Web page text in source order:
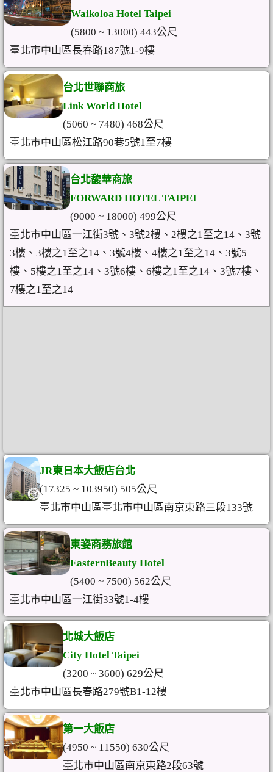
Waikoloa Hotel Taipei
(5800 ~ 13000) 443公尺
臺北市中山區長春路187號1-9樓
台北世聯商旅
Link World Hotel
(5060 ~ 7480) 468公尺
臺北市中山區松江路90巷5號1至7樓
台北馥華商旅
FORWARD HOTEL TAIPEI
(9000 ~ 18000) 499公尺
臺北市中山區一江街3號、3號2樓、2樓之1至之14、3號
3樓、3樓之1至之14、3號4樓、4樓之1至之14、3號5
樓、5樓之1至之14、3號6樓、6樓之1至之14、3號7樓、
7樓之1至之14
JR東日本大飯店台北
(17325 ~ 103950) 505公尺
臺北市中山區臺北市中山區南京東路三段133號
東姿商務旅館
EasternBeauty Hotel
(5400 ~ 7500) 562公尺
臺北市中山區一江街33號1-4樓
北城大飯店
City Hotel Taipei
(3200 ~ 3600) 629公尺
臺北市中山區長春路279號B1-12樓
第一大飯店
(4950 ~ 11550) 630公尺
臺北市中山區南京東路2段63號